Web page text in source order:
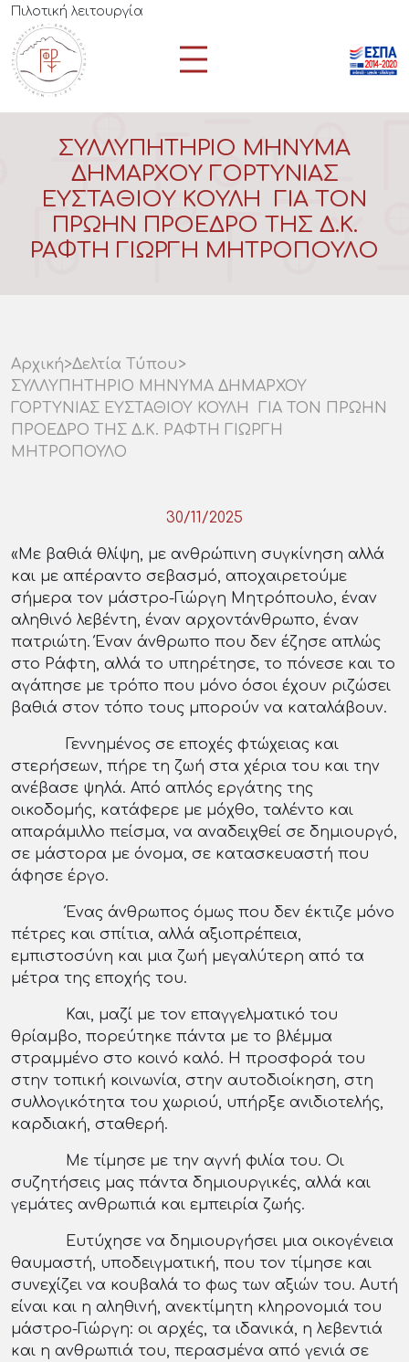
Πιλοτική λειτουργία
ΣΥΛΛΥΠΗΤΗΡΙΟ ΜΗΝΥΜΑ
ΔΗΜΑΡΧΟΥ ΓΟΡΤΥΝΙΑΣ
ΕΥΣΤΑΘΙΟΥ ΚΟΥΛΗ ΓΙΑ ΤΟΝ
ΠΡΩΗΝ ΠΡΟΕΔΡΟ ΤΗΣ Δ.Κ.
ΡΑΦΤΗ ΓΙΩΡΓΗ ΜΗΤΡΟΠΟΥΛΟ
Αρχική>Δελτία Τύπου>
ΣΥΛΛΥΠΗΤΗΡΙΟ ΜΗΝΥΜΑ ΔΗΜΑΡΧΟΥ
ΓΟΡΤΥΝΙΑΣ ΕΥΣΤΑΘΙΟΥ ΚΟΥΛΗ ΓΙΑ ΤΟΝ ΠΡΩΗΝ
ΠΡΟΕΔΡΟ ΤΗΣ Δ.Κ. ΡΑΦΤΗ ΓΙΩΡΓΗ
ΜΗΤΡΟΠΟΥΛΟ
30/11/2025
«Με βαθιά θλίψη, με ανθρώπινη συγκίνηση αλλά
και με απέραντο σεβασμό, αποχαιρετούμε
σήμερα τον μάστρο-Γιώργη Μητρόπουλο, έναν
αληθινό λεβέντη, έναν αρχοντάνθρωπο, έναν
πατριώτη. Έναν άνθρωπο που δεν έζησε απλώς
στο Ράφτη, αλλά το υπηρέτησε, το πόνεσε και το
αγάπησε με τρόπο που μόνο όσοι έχουν ριζώσει
βαθιά στον τόπο τους μπορούν να καταλάβουν.
Γεννημένος σε εποχές φτώχειας και
στερήσεων, πήρε τη ζωή στα χέρια του και την
ανέβασε ψηλά. Από απλός εργάτης της
οικοδομής, κατάφερε με μόχθο, ταλέντο και
απαράμιλλο πείσμα, να αναδειχθεί σε δημιουργό,
σε μάστορα με όνομα, σε κατασκευαστή που
άφησε έργο.
Ένας άνθρωπος όμως που δεν έκτιζε μόνο
πέτρες και σπίτια, αλλά αξιοπρέπεια,
εμπιστοσύνη και μια ζωή μεγαλύτερη από τα
μέτρα της εποχής του.
Και, μαζί με τον επαγγελματικό του
θρίαμβο, πορεύτηκε πάντα με το βλέμμα
στραμμένο στο κοινό καλό. Η προσφορά του
στην τοπική κοινωνία, στην αυτοδιοίκηση, στη
συλλογικότητα του χωριού, υπήρξε ανιδιοτελής,
καρδιακή, σταθερή.
Με τίμησε με την αγνή φιλία του. Οι
συζητήσεις μας πάντα δημιουργικές, αλλά και
γεμάτες ανθρωπιά και εμπειρία ζωής.
Ευτύχησε να δημιουργήσει μια οικογένεια
θαυμαστή, υποδειγματική, που τον τίμησε και
συνεχίζει να κουβαλά το φως των αξιών του. Αυτή
είναι και η αληθινή, ανεκτίμητη κληρονομιά του
μάστρο-Γιώργη: οι αρχές, τα ιδανικά, η λεβεντιά
και η ανθρωπιά του, περασμένα από γενιά σε